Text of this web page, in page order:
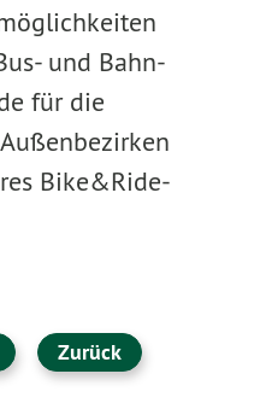
und Bahn-
für die
Bike&Ride-
Zurück